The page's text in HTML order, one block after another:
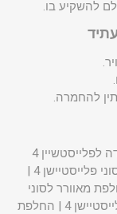
להשקיע בו.
להחמרה.
לפלייסטשיין 4
|
מאוורר לסוני
4
| החלפת